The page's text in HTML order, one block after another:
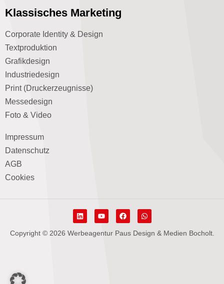
Klassisches Marketing
Corporate Identity & Design
Textproduktion
Grafikdesign
Industriedesign
Print (Druckerzeugnisse)
Messedesign
Foto & Video
Impressum
Datenschutz
AGB
Cookies
Copyright © 2026 Werbeagentur Paus Design & Medien Bocholt.